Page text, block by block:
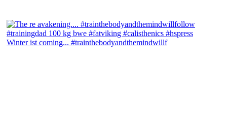
Winter ist coming... #trainthebodyandthemindwillf